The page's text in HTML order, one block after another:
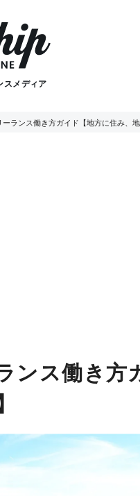
スメディア
ーランス働き方ガイド【地方に住み、
ンス働き方